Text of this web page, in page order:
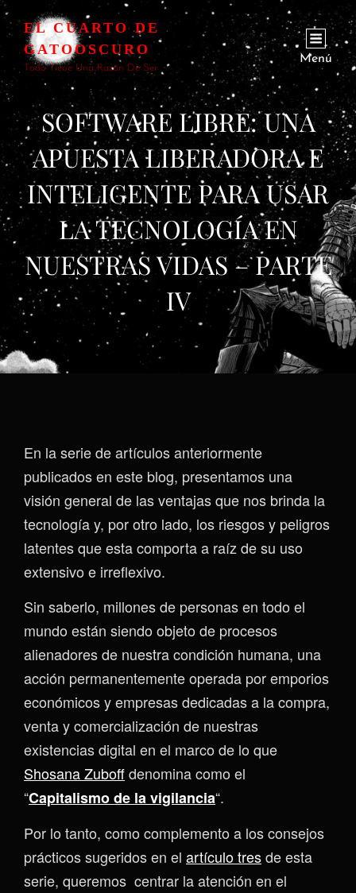
EL CUARTO DE
GATOOSCURO
Todo Tiene Una Razón De Ser
Menú
SOFTWARE LIBRE: UNA
APUESTA LIBERADORA E
INTELIGENTE PARA USAR
LA TECNOLOGÍA EN
NUESTRAS VIDAS – PARTE
IV
En la serie de artículos anteriormente
publicados en este blog, presentamos una
visión general de las ventajas que nos brinda la
tecnología y, por otro lado, los riesgos y peligros
latentes que esta comporta a raíz de su uso
extensivo e irreflexivo.
Sin saberlo, millones de personas en todo el
mundo están siendo objeto de procesos
alienadores de nuestra condición humana, una
acción permanentemente operada por emporios
económicos y empresas dedicadas a la compra,
venta y comercialización de nuestras
existencias digital en el marco de lo que
Shosana Zuboffdenomina como el
“Capitalismo de la vigilancia“.
Por lo tanto, como complemento a los consejos
prácticos sugeridos en el artículo tresde esta
serie, ​​​​​​​queremos centrar la atención en el